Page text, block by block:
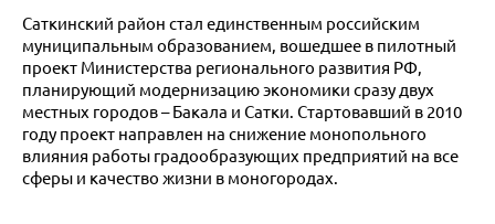
Саткинский район стал единственным российским
муниципальным образованием, вошедшее в пилотный
проект Министерства регионального развития РФ,
планирующий модернизацию экономики сразу двух
местных городов – Бакала и Сатки. Стартовавший в 2010
году проект направлен на снижение монопольного
влияния работы градообразующих предприятий на все
сферы и качество жизни в моногородах.